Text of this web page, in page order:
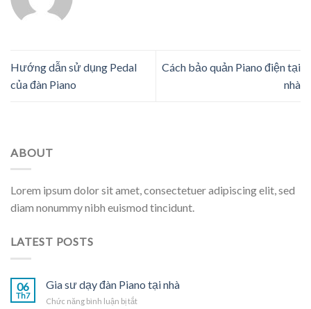
Hướng dẫn sử dụng Pedal
của đàn Piano
Cách bảo quản Piano điện tại
nhà
ABOUT
Lorem ipsum dolor sit amet, consectetuer adipiscing elit, sed
diam nonummy nibh euismod tincidunt.
LATEST POSTS
06
Th7
Gia sư dạy đàn Piano tại nhà
Chức năng bình luận bị tắtở